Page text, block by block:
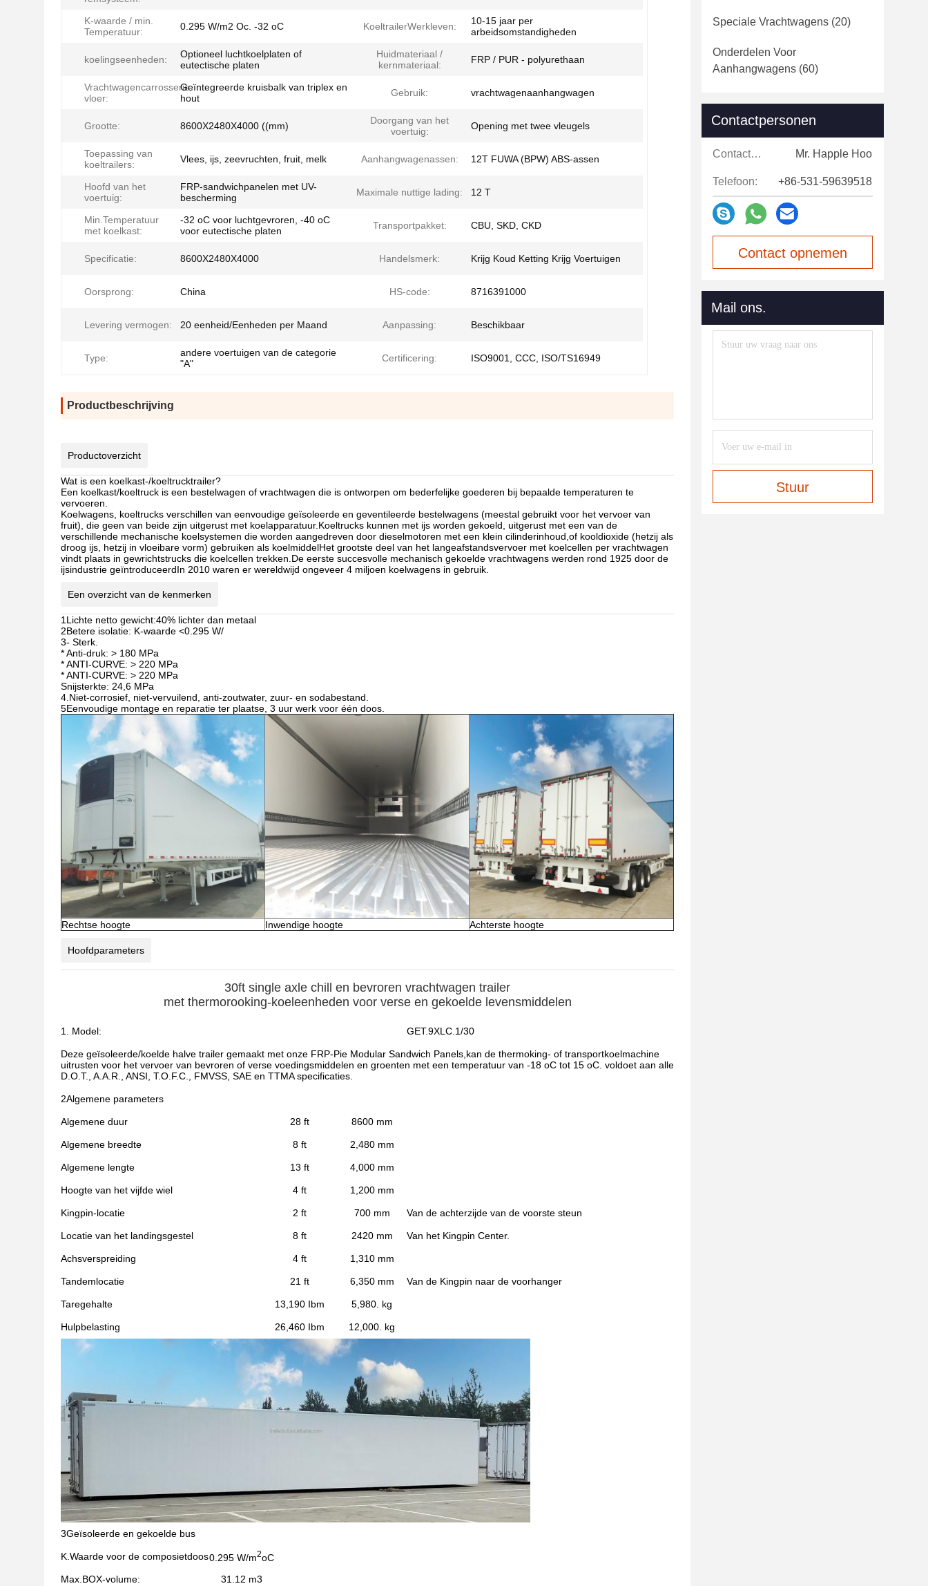
K-waarde / min.
Temperatuur:
0.295 W/m2 Oc. -32 oC KoeltrailerWerkleven:
10-15 jaar per
arbeidsomstandigheden
koelingseenheden:
Optioneel luchtkoelplaten of
eutectische platen
Huidmateriaal /
kernmateriaal:
FRP / PUR - polyurethaan
Vrachtwagencarrosserie
vloer:
Geïntegreerde kruisbalk van triplex en
hout
Gebruik: vrachtwagenaanhangwagen
Grootte: 8600X2480X4000 ((mm)
Doorgang van het
voertuig:
Opening met twee vleugels
Toepassing van
koeltrailers:
Vlees, ijs, zeevruchten, fruit, melk Aanhangwagenassen: 12T FUWA (BPW) ABS-assen
Hoofd van het
voertuig:
FRP-sandwichpanelen met UV-
bescherming
Maximale nuttige lading: 12 T
Min.Temperatuur
met koelkast:
-32 oC voor luchtgevroren, -40 oC
voor eutectische platen
Transportpakket: CBU, SKD, CKD
Specificatie: 8600X2480X4000 Handelsmerk: Krijg Koud Ketting Krijg Voertuigen
Oorsprong: China HS-code: 8716391000
Levering vermogen: 20 eenheid/Eenheden per Maand Aanpassing: Beschikbaar
Type:
andere voertuigen van de categorie
"A"
Certificering: ISO9001, CCC, ISO/TS16949
Productbeschrijving
Productoverzicht
Wat is een koelkast-/koeltrucktrailer?
Een koelkast/koeltruck is een bestelwagen of vrachtwagen die is ontworpen om bederfelijke goederen bij bepaalde temperaturen te
vervoeren.
Koelwagens, koeltrucks verschillen van eenvoudige geïsoleerde en geventileerde bestelwagens (meestal gebruikt voor het vervoer van
fruit), die geen van beide zijn uitgerust met koelapparatuur.Koeltrucks kunnen met ijs worden gekoeld, uitgerust met een van de
verschillende mechanische koelsystemen die worden aangedreven door dieselmotoren met een klein cilinderinhoud,of kooldioxide (hetzij als
droog ijs, hetzij in vloeibare vorm) gebruiken als koelmiddelHet grootste deel van het langeafstandsvervoer met koelcellen per vrachtwagen
vindt plaats in gewrichtstrucks die koelcellen trekken.De eerste succesvolle mechanisch gekoelde vrachtwagens werden rond 1925 door de
ijsindustrie geïntroduceerdIn 2010 waren er wereldwijd ongeveer 4 miljoen koelwagens in gebruik.
Een overzicht van de kenmerken
1Lichte netto gewicht:40% lichter dan metaal
2Betere isolatie: K-waarde <0.295 W/
3- Sterk.
* Anti-druk: > 180 MPa
* ANTI-CURVE: > 220 MPa
* ANTI-CURVE: > 220 MPa
Snijsterkte: 24,6 MPa
4. Niet-corrosief, niet-vervuilend, anti-zoutwater, zuur- en sodabestand.
5Eenvoudige montage en reparatie ter plaatse, 3 uur werk voor één doos.
Rechtse hoogte Inwendige hoogte Achterste hoogte
Hoofdparameters
30ft single axle chill en bevroren vrachtwagen trailer
met thermorooking-koeleenheden voor verse en gekoelde levensmiddelen
1. Model: GET.9XLC.1/30
Deze geïsoleerde/koelde halve trailer gemaakt met onze FRP-Pie Modular Sandwich Panels,kan de thermoking- of transportkoelmachine
uitrusten voor het vervoer van bevroren of verse voedingsmiddelen en groenten met een temperatuur van -18 oC tot 15 oC. voldoet aan alle
D.O.T., A.A.R., ANSI, T.O.F.C., FMVSS, SAE en TTMA specificaties.
2Algemene parameters
Algemene duur 28 ft 8600 mm
Algemene breedte 8 ft 2,480 mm
Algemene lengte 13 ft 4,000 mm
Hoogte van het vijfde wiel 4 ft 1,200 mm
Kingpin-locatie 2 ft 700 mm Van de achterzijde van de voorste steun
Locatie van het landingsgestel 8 ft 2420 mm Van het Kingpin Center.
Achsverspreiding 4 ft 1,310 mm
Tandemlocatie 21 ft 6,350 mm Van de Kingpin naar de voorhanger
Taregehalte 13,190 Ibm 5,980. kg
Hulpbelasting 26,460 Ibm 12,000. kg
3Geïsoleerde en gekoelde bus
K.Waarde voor de composietdoos0.295 W/m2oC
Max.BOX-volume:
31.12 m3
Speciale Vrachtwagens (20)
Onderdelen Voor
Aanhangwagens (60)
Contactpersonen
Contactpersonen: Mr. Happle Hoo
Telefoon: +86-531-59639518
Contact opnemen
Mail ons.
Stuur